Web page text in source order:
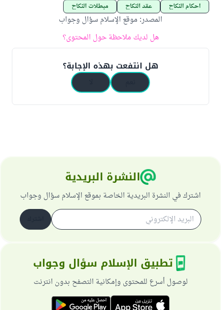
أحكام النكاح عقد النكاح مبطلات النكاح
المصدر: موقع الإسلام سؤال وجواب
هل لديك ملاحظة حول المحتوى؟
هل انتفعت بهذه الإجابة؟
النشرة البريدية
اشترك في النشرة البريدية الخاصة بموقع الإسلام سؤال وجواب
تطبيق الإسلام سؤال وجواب
لوصول أسرع للمحتوى وإمكانية التصفح بدون انترنت